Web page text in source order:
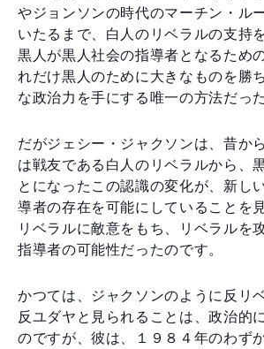
やジョンソンの時代のマーチン・ル
いたるまで、白人のリベラルの支持
黒人が黒人社会の指導者となるため
れだけ黒人のために大きなものを勝
な政治力を手にする唯一の方法だっ
だがジェシー・ジャクソンは、昔か
は戦友である白人のリベラルから、
とになったこの認識の変化が、新し
導者の存在を可能にしていることを
リベラルに敵意をもち、リベラルを
指導者の可能性だったのです。
かつては、ジャクソンのように反リ
反ユダヤと見られることは、政治的
のですが、彼は、１９８４年のわず